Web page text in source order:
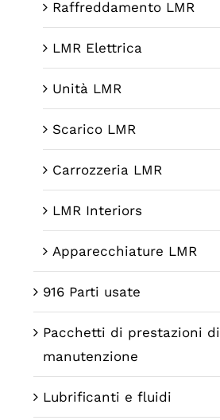
Raffreddamento LMR
LMR Elettrica
Unità LMR
Scarico LMR
Carrozzeria LMR
LMR Interiors
Apparecchiature LMR
916 Parti usate
Pacchetti di prestazioni di
manutenzione
Lubrificanti e fluidi